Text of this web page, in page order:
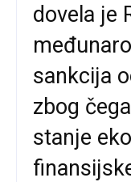
dovela je
sankcija
zbog
stanje